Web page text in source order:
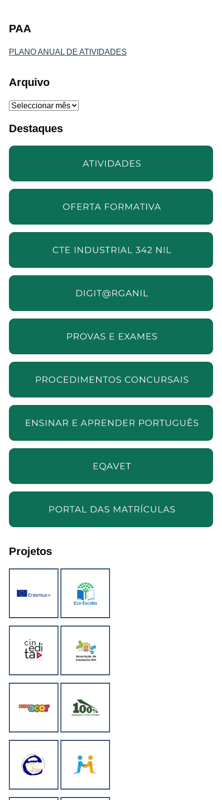
PAA
PLANO ANUAL DE ATIVIDADES
Arquivo
Arquivo
Destaques
Projetos